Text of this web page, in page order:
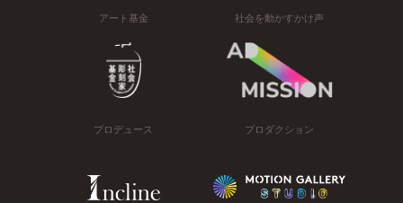
アート基金 社会を動かすかけ声
プロデュース プロダクション